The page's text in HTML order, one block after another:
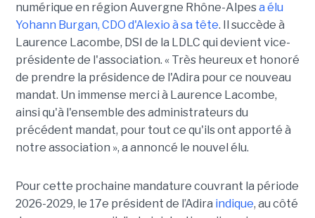
numérique en région Auvergne Rhône-Alpesa élu
Yohann Burgan, CDO d'Alexio à sa tête. Il succède à
Laurence Lacombe, DSI de la LDLC qui devient vice-
présidente de l'association. « Très heureux et honoré
de prendre la présidence de l'Adira pour ce nouveau
mandat. Un immense merci à Laurence Lacombe,
ainsi qu'à l'ensemble des administrateurs du
précédent mandat, pour tout ce qu'ils ont apporté à
notre association », a annoncé le nouvel élu.
Pour cette prochaine mandature couvrant la période
2026-2029, le 17e président de l’Adira indique, au côté